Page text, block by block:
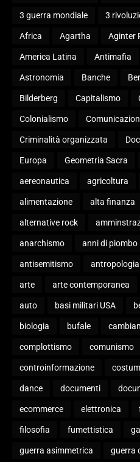
3 guerra mondiale 3
Africa Agartha Aginter
America Latina Antimafia
Astronomia Banche
Bilderberg Capitalismo
Colonialismo
Criminalità organizzata
Europa Geometria Sacra
aereonautica agricoltura
alimentazione alta finanza
alternative rock
anarchismo anni di piombo
antisemitismo antropologia
arte arte contemporanea
auto basi militari USA
biologia bufale
complottismo comunismo
controinformazione
dance documenti
ecommerce elettronica
filosofia fumettistica
guerra asimmetrica guerra